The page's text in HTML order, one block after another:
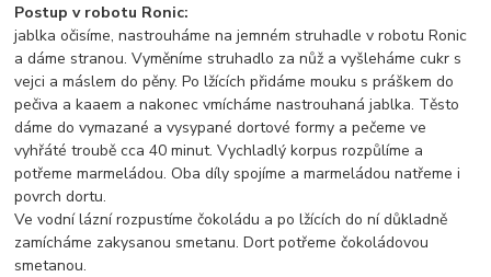
Postup v robotu Ronic:
jablka očisíme, nastrouháme na jemném struhadle v robotu Ronic
a dáme stranou. Vyměníme struhadlo za nůž a vyšleháme cukr s
vejci a máslem do pěny.Po lžících přidáme mouku s práškem do
pečiva a kaaem a nakonec vmícháme nastrouhaná jablka. Těsto
dáme do vymazané a vysypané dortové formy a pečeme ve
vyhřáté troubě cca 40 minut. Vychladlý korpus rozpůlíme a
potřeme marmeládou. Oba díly spojíme a marmeládou natřeme i
povrch dortu.
Ve vodní lázní rozpustíme čokoládu a po lžících do ní důkladně
zamícháme zakysanou smetanu. Dort potřeme čokoládovou
smetanou.